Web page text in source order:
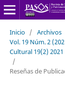
Inicio / Archivos
Vol. 19 Núm. 2
Cultural 19(2) 2021
/
Reseñas de